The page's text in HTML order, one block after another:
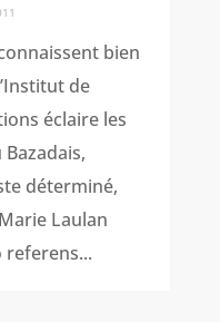
bien
de
éclaire les
déterminé,
Laulan
referens...